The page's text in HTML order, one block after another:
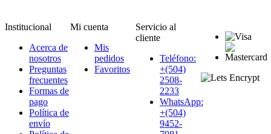
Institucional
Acerca de
nosotros
Preguntas
frecuentes
Formas de
pago
Política de
envío
Mi cuenta
Mis
pedidos
Favoritos
Servicio al
cliente
Teléfono:
+(504)
2508-
2233
WhatsApp:
+(504)
9452-